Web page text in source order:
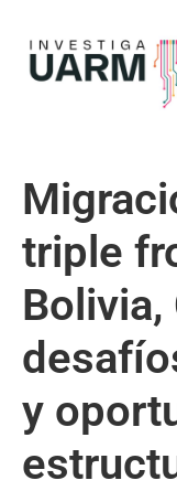
triple
Bolivia,
y